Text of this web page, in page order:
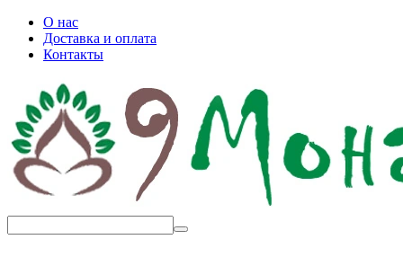
О нас
Доставка и оплата
Контакты